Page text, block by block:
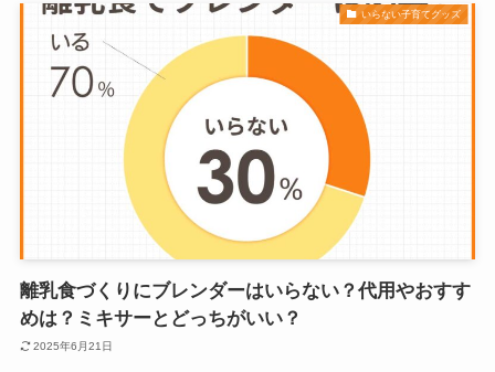
いらない子育てグッズ
離乳食づくりにブレンダーはいらない？代用やおすす
めは？ミキサーとどっちがいい？
2025年6月21日